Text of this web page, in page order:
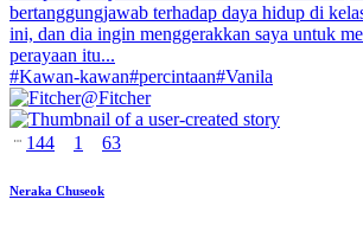
bertanggungjawab terhadap daya hidup di
ini, dan dia ingin menggerakkan saya untuk
perayaan itu...
#Kawan-kawan#percintaan#Vanila
@Fitcher
144 1 63
Neraka Chuseok